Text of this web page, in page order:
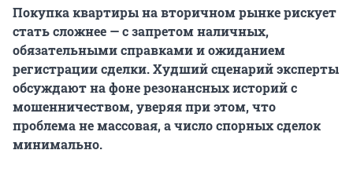
Покупка квартиры на вторичном рынке рискует
стать сложнее — с запретом наличных,
обязательными справками и ожиданием
регистрации сделки. Худший сценарий эксперты
обсуждают на фоне резонансных историй с
мошенничеством, уверяя при этом, что
проблема не массовая, а число спорных сделок
минимально.